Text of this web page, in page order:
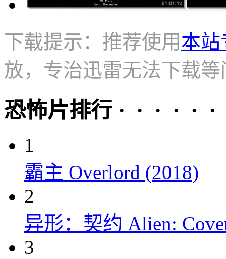
下载提示：推荐使用本站
放，专治迅雷无法下载等
恐怖片排行 · · · · · ·
1
霸主 Overlord (2018)
2
异形：契约 Alien:
3